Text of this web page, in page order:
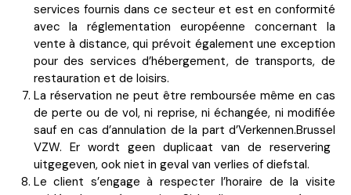
services fournis dans ce secteur et est en conformité
avec la réglementation européenne concernant la
vente à distance, qui prévoit également une exception
pour des services d’hébergement, de transports, de
restauration et de loisirs.
La réservation ne peut être remboursée même en cas
de perte ou de vol, ni reprise, ni échangée, ni modifiée
sauf en cas d’annulation de la part d’Verkennen.Brussel
VZW. Er wordt geen duplicaat van de reservering
uitgegeven, ook niet in geval van verlies of diefstal.
Le client s’engage à respecter l’horaire de la visite